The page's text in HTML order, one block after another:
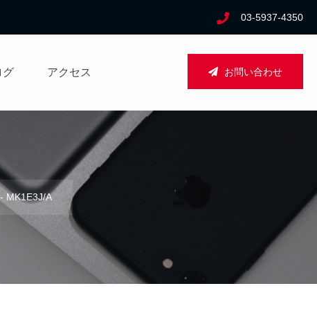
03-5937-4350
グ アクセス お問い合わせ
MK1E3J/A